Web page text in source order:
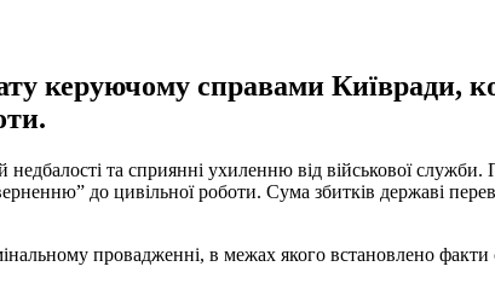
керуючому справами Київради,
та сприянні ухиленню від військової служби.
до цивільної роботи. Сума збитків державі
провадженні, в межах якого встановлено факти